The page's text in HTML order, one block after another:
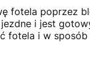
fotela poprzez
i jest
fotela i w